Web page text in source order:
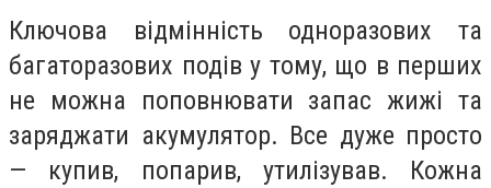
Ключова відмінність одноразових та
багаторазових подів у тому, що в перших
не можна поповнювати запас жижі та
заряджати акумулятор. Все дуже просто
— купив, попарив, утилізував. Кожна